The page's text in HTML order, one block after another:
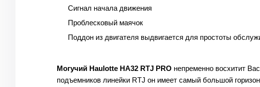
Сигнал начала движения
Проблесковый маячок
Поддон из двигателя выдвигается для простоты
Могучий Haulotte HA32 RTJ PRO непременно восхитит
подъемников линейки RTJ он имеет самый большой